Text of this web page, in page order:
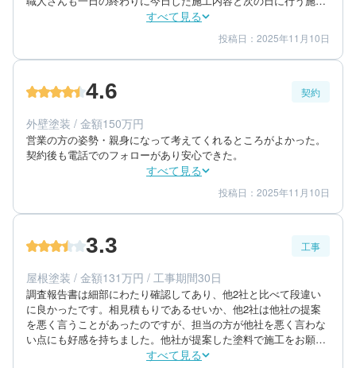
内容を報告してくださったので、安心して任せられた。
すべて見る
仕上がり 5
満足度 5
50代/男性/一戸建て
築年数：21年
投稿日：2025年11月10日
4.6 契約
外壁塗装 / 金額150万円
営業の方の姿勢・親身になって考えてくれるところがよかった。
契約後も電話でのフォローがあり安心できた。
すべて見る
金額感 4
担当者 5
50代/男性/一戸建て
築年数：21年
投稿日：2025年11月10日
3.3 工事
屋根塗装 / 金額131万円 / 工事期間30日
調査報告書は細部にわたり確認してあり、他2社と比べて段違い
に良かったです。相見積もりであるせいか、他2社は他社の提案
を悪く言うことがあったのですが、担当の方が他社を悪く言わな
い点にも好感を持ちました。他社が提案した塗料で施工をお願い
したのですが対応していただき、丁寧な説明で信頼できる方だと
すべて見る